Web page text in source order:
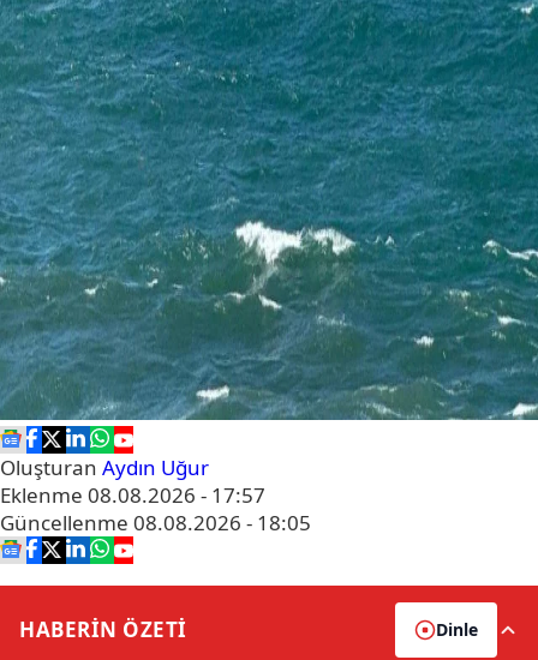
Oluşturan Aydın Uğur
Eklenme 08.08.2026 - 17:57
Güncellenme 08.08.2026 - 18:05
HABERİN ÖZETİ Dinle